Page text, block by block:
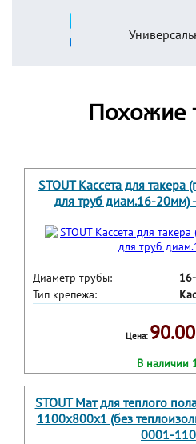
Похожие
STOUT Кассета для
для труб диам.16-20мм)
Диаметр трубы:
Тип крепежа:
Цена:
В наличии
STOUT Мат для теплого
1100х800х1 (без
0001-